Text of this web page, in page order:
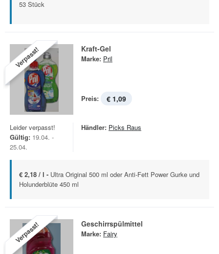
53 Stück
Verpasst! Kraft-Gel
Marke: Pril
Preis: € 1,09
Leider verpasst!
Gültig: 19.04. -
25.04.
Händler: Picks Raus
€ 2,18 / l - Ultra Original 500 ml oder Anti-Fett Power Gurke und
Holunderblüte 450 ml
Verpasst! Geschirrspülmittel
Marke: Fairy